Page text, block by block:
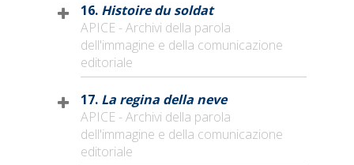
16. Histoire du soldat
APICE - Archivi della parola
dell'immagine e della comunicazione
editoriale
17. La regina della neve
APICE - Archivi della parola
dell'immagine e della comunicazione
editoriale